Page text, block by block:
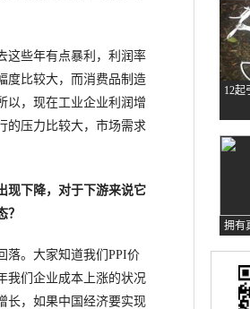
些年有点暴利，利润率
度比较大，而消费品制造
以，现在工业企业利润增
的压力比较大，市场需求
现下降，对于下游来说它
。大家知道我们PPI价
我们企业成本上涨的状况
长，如果中国经济要实现
12起
拥有